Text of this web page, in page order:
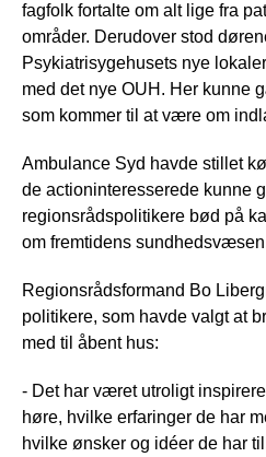
fagfolk fortalte om alt lige fra
områder. Derudover stod
Psykiatrisygehusets nye
med det nye OUH. Her kunne
som kommer til at være om
Ambulance Syd havde stillet
de actioninteresserede kunne
regionsrådspolitikere bød på
om fremtidens
Regionsrådsformand Bo
politikere, som havde valgt at
med til åbent hus:
- Det har været utroligt
høre, hvilke erfaringer de har
hvilke ønsker og idéer de har